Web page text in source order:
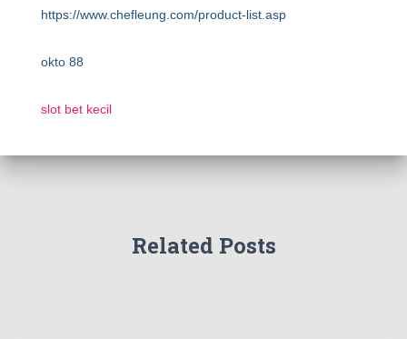
https://www.chefleung.com/product-list.asp
okto 88
slot bet kecil
Related Posts